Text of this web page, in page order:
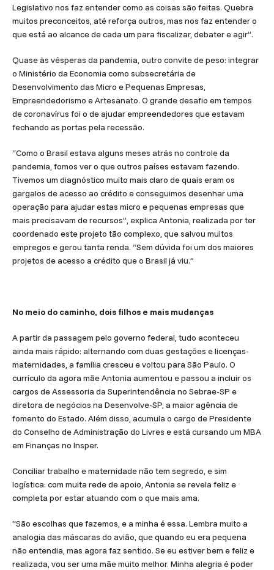
Legislativo nos faz entender como as coisas são feitas. Quebra
muitos preconceitos, até reforça outros, mas nos faz entender o
que está ao alcance de cada um para fiscalizar, debater e agir”.
Quase às vésperas da pandemia, outro convite de peso: integrar
o Ministério da Economia como subsecretária de
Desenvolvimento das Micro e Pequenas Empresas,
Empreendedorismo e Artesanato. O grande desafio em tempos
de coronavírus foi o de ajudar empreendedores que estavam
fechando as portas pela recessão.
“Como o Brasil estava alguns meses atrás no controle da
pandemia, fomos ver o que outros países estavam fazendo.
Tivemos um diagnóstico muito mais claro de quais eram os
gargalos de acesso ao crédito e conseguimos desenhar uma
operação para ajudar estas micro e pequenas empresas que
mais precisavam de recursos”, explica Antonia, realizada por ter
coordenado este projeto tão complexo, que salvou muitos
empregos e gerou tanta renda. “Sem dúvida foi um dos maiores
projetos de acesso a crédito que o Brasil já viu.”
No meio do caminho, dois filhos e mais mudanças
A partir da passagem pelo governo federal, tudo aconteceu
ainda mais rápido: alternando com duas gestações e licenças-
maternidades, a família cresceu e voltou para São Paulo. O
currículo da agora mãe Antonia aumentou e passou a incluir os
cargos de Assessoria da Superintendência no Sebrae-SP e
diretora de negócios na Desenvolve-SP, a maior agência de
fomento do Estado. Além disso, acumula o cargo de Presidente
do Conselho de Administração do Livres e está cursando um MBA
em Finanças no Insper.
Conciliar trabalho e maternidade não tem segredo, e sim
logística: com muita rede de apoio, Antonia se revela feliz e
completa por estar atuando com o que mais ama.
“São escolhas que fazemos, e a minha é essa. Lembra muito a
analogia das máscaras do avião, que quando eu era pequena
não entendia, mas agora faz sentido. Se eu estiver bem e feliz e
realizada, vou ser uma mãe muito melhor. Minha alegria é poder